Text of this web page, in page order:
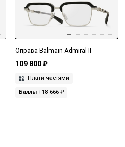
Оправа Balmain Admiral II
109 800 ₽
Плати частями
Баллы+18 666 ₽